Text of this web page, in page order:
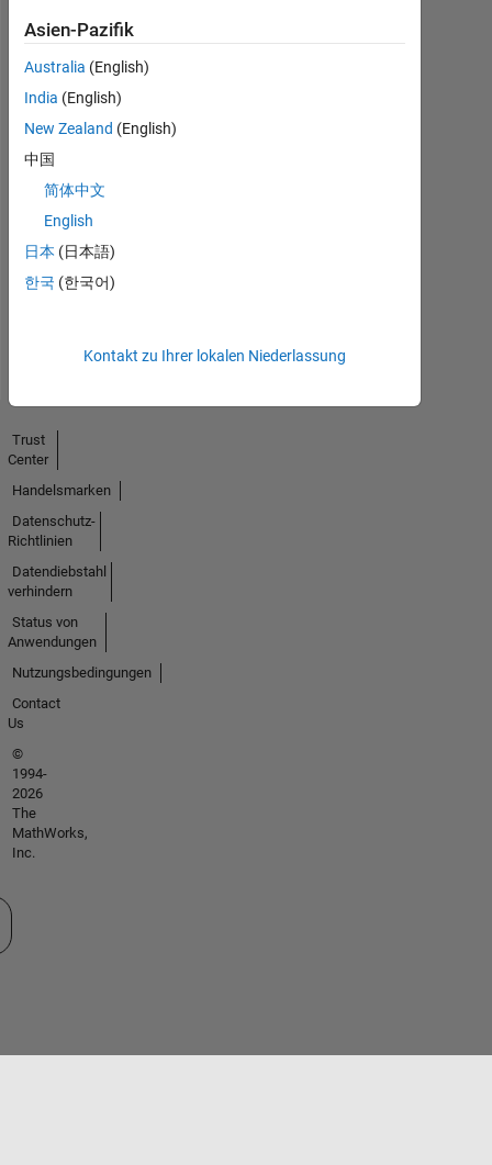
No
Endorsements
received
Asien-Pazifik
Australia (English)
India (English)
New Zealand (English)
中国
简体中文
English
日本 (日本語)
한국 (한국어)
Kontakt zu Ihrer lokalen Niederlassung
Trust
Center
Handelsmarken
Datenschutz-
Richtlinien
Datendiebstahl
verhindern
Status von
Anwendungen
Nutzungsbedingungen
Contact
Us
©
1994-
2026
The
MathWorks,
Inc.